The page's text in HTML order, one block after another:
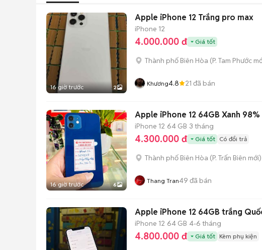
16 giờ trước 2
Apple iPhone 12 Trắng pro max
iPhone 12
4.000.000 đ Giá tốt
Thành phố Biên Hòa (P. Tam Phước
Khương4.8 21 đã bán
16 giờ trước 6
Apple iPhone 12 64GB Xanh
iPhone 12 64 GB 3 tháng
4.300.000 đ Giá tốt Có đổi trả
Thành phố Biên Hòa (P. Trấn Biên mới)
Thang Tran49 đã bán
Apple iPhone 12
iPhone 12 64 GB 4-6 tháng
4.800.000 đ Giá tốt Kèm phụ kiện